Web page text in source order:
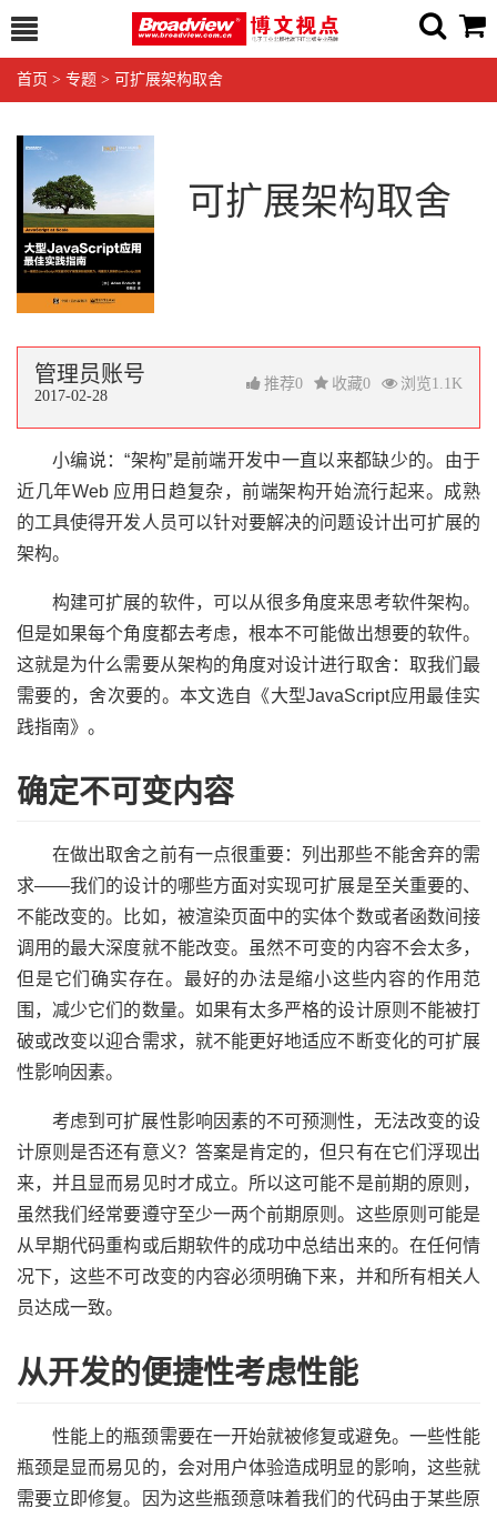
首页 > 专题 > 可扩展架构取舍
可扩展架构取舍
管理员账号
2017-02-28
推荐0 收藏0 浏览1.1K
小编说：“架构”是前端开发中一直以来都缺少的。由于
近几年Web 应用日趋复杂，前端架构开始流行起来。成熟
的工具使得开发人员可以针对要解决的问题设计出可扩展的
架构。
构建可扩展的软件，可以从很多角度来思考软件架构。
但是如果每个角度都去考虑，根本不可能做出想要的软件。
这就是为什么需要从架构的角度对设计进行取舍：取我们最
需要的，舍次要的。本文选自《大型JavaScript应用最佳实
践指南》。
确定不可变内容
在做出取舍之前有一点很重要：列出那些不能舍弃的需
求——我们的设计的哪些方面对实现可扩展是至关重要的、
不能改变的。比如，被渲染页面中的实体个数或者函数间接
调用的最大深度就不能改变。虽然不可变的内容不会太多，
但是它们确实存在。最好的办法是缩小这些内容的作用范
围，减少它们的数量。如果有太多严格的设计原则不能被打
破或改变以迎合需求，就不能更好地适应不断变化的可扩展
性影响因素。
考虑到可扩展性影响因素的不可预测性，无法改变的设
计原则是否还有意义？答案是肯定的，但只有在它们浮现出
来，并且显而易见时才成立。所以这可能不是前期的原则，
虽然我们经常要遵守至少一两个前期原则。这些原则可能是
从早期代码重构或后期软件的成功中总结出来的。在任何情
况下，这些不可改变的内容必须明确下来，并和所有相关人
员达成一致。
从开发的便捷性考虑性能
性能上的瓶颈需要在一开始就被修复或避免。一些性能
瓶颈是显而易见的，会对用户体验造成明显的影响，这些就
需要立即修复。因为这些瓶颈意味着我们的代码由于某些原